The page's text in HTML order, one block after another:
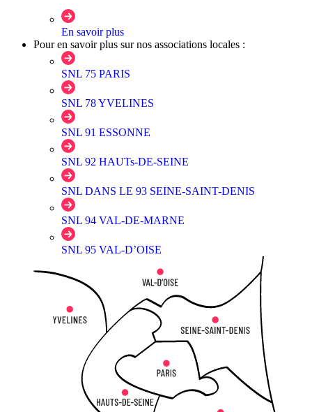
En savoir plus
Pour en savoir plus sur nos associations locales :
SNL 75 PARIS
SNL 78 YVELINES
SNL 91 ESSONNE
SNL 92 HAUTs-DE-SEINE
SNL DANS LE 93 SEINE-SAINT-DENIS
SNL 94 VAL-DE-MARNE
SNL 95 VAL-D’OISE